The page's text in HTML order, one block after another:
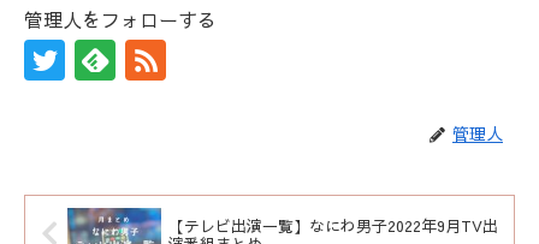
管理人をフォローする
管理人
【テレビ出演一覧】なにわ男子2022年9月TV出